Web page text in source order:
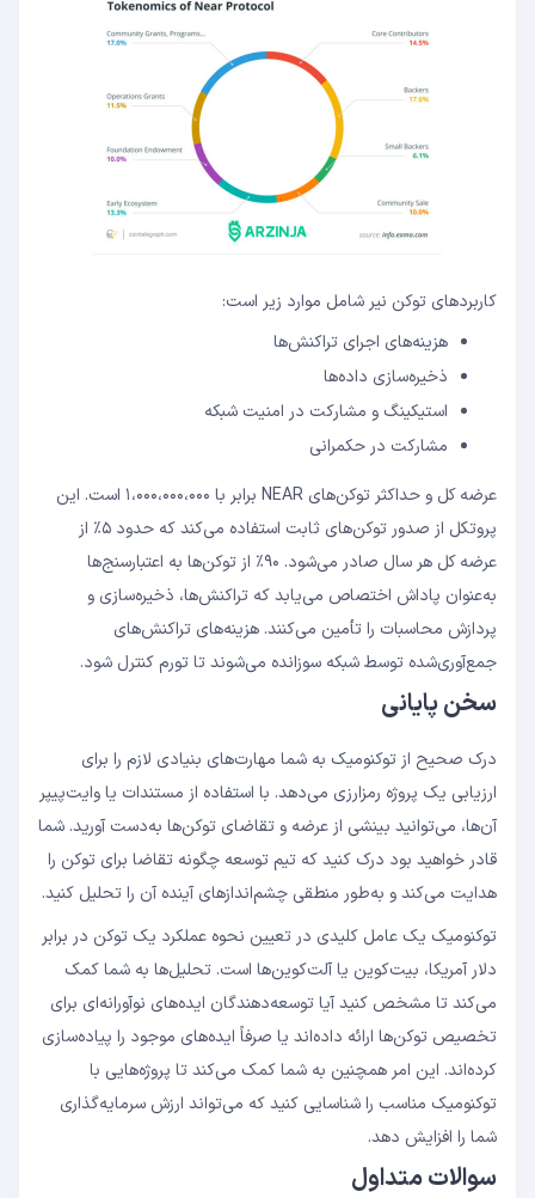
کاربردهای توکن نیر شامل موارد زیر است:
هزینه‌های اجرای تراکنش‌ها
ذخیره‌سازی داده‌ها
استیکینگ و مشارکت در امنیت شبکه
مشارکت در حکمرانی
عرضه کل و حداکثر توکن‌های NEAR برابر با ۱،۰۰۰،۰۰۰،۰۰۰ است. این
پروتکل از صدور توکن‌های ثابت استفاده می‌کند که حدود ۵٪ از
عرضه کل هر سال صادر می‌شود. ۹۰٪ از توکن‌ها به اعتبارسنج‌ها
به‌عنوان پاداش اختصاص می‌یابد که تراکنش‌ها، ذخیره‌سازی و
پردازش محاسبات را تأمین می‌کنند. هزینه‌های تراکنش‌های
جمع‌آوری‌شده توسط شبکه سوزانده می‌شوند تا تورم کنترل شود.
سخن پایانی
درک صحیح از توکنومیک به شما مهارت‌های بنیادی لازم را برای
ارزیابی یک پروژه رمزارزی می‌دهد. با استفاده از مستندات یا وایت‌پیپر
آن‌ها، می‌توانید بینشی از عرضه و تقاضای توکن‌ها به‌دست آورید. شما
قادر خواهید بود درک کنید که تیم توسعه چگونه تقاضا برای توکن را
هدایت می‌کند و به‌طور منطقی چشم‌اندازهای آینده آن را تحلیل کنید.
توکنومیک یک عامل کلیدی در تعیین نحوه عملکرد یک توکن در برابر
دلار آمریکا، بیت‌کوین یا آلت‌کوین‌ها است. تحلیل‌ها به شما کمک
می‌کند تا مشخص کنید آیا توسعه‌دهندگان ایده‌های نوآورانه‌ای برای
تخصیص توکن‌ها ارائه داده‌اند یا صرفاً ایده‌های موجود را پیاده‌سازی
کرده‌اند. این امر همچنین به شما کمک می‌کند تا پروژه‌هایی با
توکنومیک مناسب را شناسایی کنید که می‌تواند ارزش سرمایه‌گذاری
شما را افزایش دهد.
سوالات متداول